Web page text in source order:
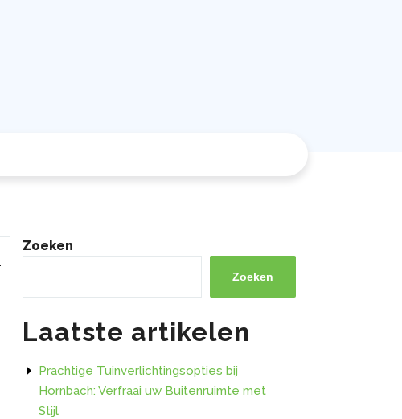
Zoeken
Zoeken
Laatste artikelen
Prachtige Tuinverlichtingsopties bij
Hornbach: Verfraai uw Buitenruimte met
Stijl